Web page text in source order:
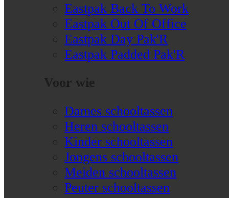
Eastpak Back To Work
Eastpak Out Of Office
Eastpak Day Pak'R
Eastpak Padded Pak'R
Voor wie
Dames schooltassen
Heren schooltassen
Kinder schooltassen
Jongens schooltassen
Meiden schooltassen
Peuter schooltassen